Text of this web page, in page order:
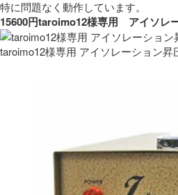
15600円taroimo12様専用　アイソレ
taroimo12様専用 アイソレーション昇